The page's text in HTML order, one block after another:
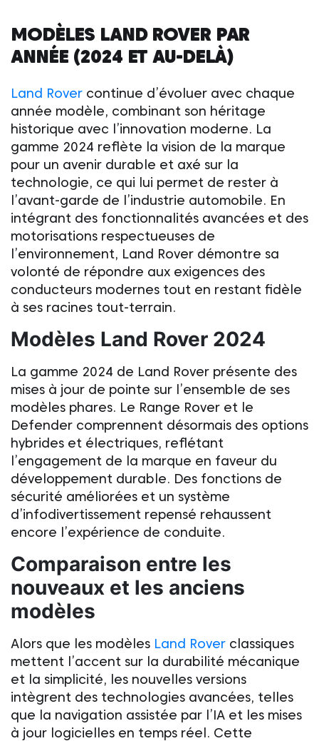
MODÈLES LAND ROVER PAR
ANNÉE (2024 ET AU-DELÀ)
Land Rover continue d’évoluer avec chaque
année modèle, combinant son héritage
historique avec l’innovation moderne. La
gamme 2024 reflète la vision de la marque
pour un avenir durable et axé sur la
technologie, ce qui lui permet de rester à
l’avant-garde de l’industrie automobile. En
intégrant des fonctionnalités avancées et des
motorisations respectueuses de
l’environnement, Land Rover démontre sa
volonté de répondre aux exigences des
conducteurs modernes tout en restant fidèle
à ses racines tout-terrain.
Modèles Land Rover 2024
La gamme 2024 de Land Rover présente des
mises à jour de pointe sur l’ensemble de ses
modèles phares. Le Range Rover et le
Defender comprennent désormais des options
hybrides et électriques, reflétant
l’engagement de la marque en faveur du
développement durable. Des fonctions de
sécurité améliorées et un système
d’infodivertissement repensé rehaussent
encore l’expérience de conduite.
Comparaison entre les
nouveaux et les anciens
modèles
Alors que les modèles Land Rover classiques
mettent l’accent sur la durabilité mécanique
et la simplicité, les nouvelles versions
intègrent des technologies avancées, telles
que la navigation assistée par l’IA et les mises
à jour logicielles en temps réel. Cette